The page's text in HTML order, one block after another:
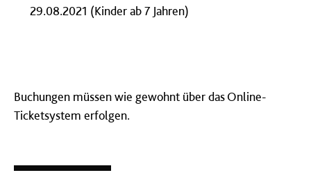
29.08.2021 (Kinder ab 7 Jahren)
Buchungen müssen wie gewohnt über das Online-
Ticketsystem erfolgen.